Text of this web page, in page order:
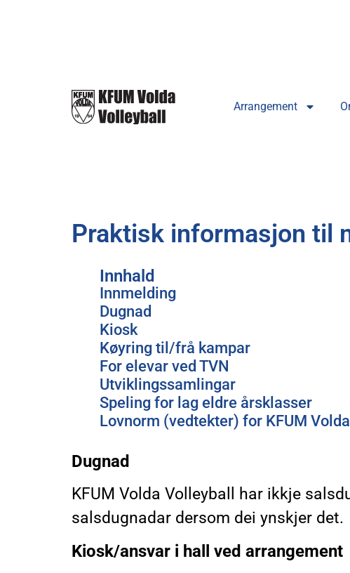
Arrangement
Praktisk informasjon til
Innhald
Innmelding
Dugnad
Kiosk
Køyring til/frå kampar
For elevar ved TVN
Utviklingssamlingar
Speling for lag eldre årsklasser
Lovnorm (vedtekter) for KFUM Volda
Dugnad
KFUM Volda Volleyball har ikkje
salsdugnadar dersom dei ynskjer det.
Kiosk/ansvar i hall ved arrangement